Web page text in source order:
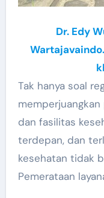
Dr. Edy
Tak hanya soal
dan fasilitas
terdepan, dan
kesehatan tidak
Pemerataan